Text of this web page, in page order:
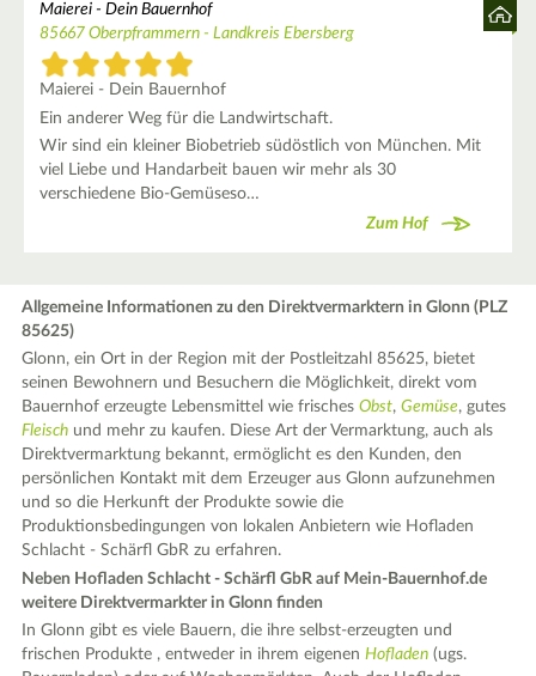
Maierei - Dein Bauernhof
85667 Oberpframmern - Landkreis Ebersberg
Maierei - Dein Bauernhof
Ein anderer Weg für die Landwirtschaft.
Wir sind ein kleiner Biobetrieb südöstlich von München. Mit
viel Liebe und Handarbeit bauen wir mehr als 30
verschiedene Bio-Gemüseso…
Zum Hof
Allgemeine Informationen zu den Direktvermarktern in Glonn (PLZ
85625)
Glonn, ein Ort in der Region mit der Postleitzahl 85625, bietet
seinen Bewohnern und Besuchern die Möglichkeit, direkt vom
Bauernhof erzeugte Lebensmittel wie frischesObst,Gemüse, gutes
Fleisch und mehr zu kaufen. Diese Art der Vermarktung, auch als
Direktvermarktung bekannt, ermöglicht es den Kunden, den
persönlichen Kontakt mit dem Erzeuger aus Glonn aufzunehmen
und so die Herkunft der Produkte sowie die
Produktionsbedingungen von lokalen Anbietern wie Hofladen
Schlacht - Schärfl GbR zu erfahren.
Neben Hofladen Schlacht - Schärfl GbR auf Mein-Bauernhof.de
weitere Direktvermarkter in Glonn finden
In Glonn gibt es viele Bauern, die ihre selbst-erzeugten und
frischen Produkte , entweder in ihrem eigenenHofladen (ugs.